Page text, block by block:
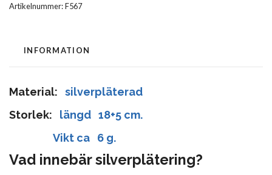
Artikelnummer:F567
INFORMATION
Material:
silverpläterad
Storlek: längd 18+5 cm.
Vikt ca 6 g.
Vad innebär silverplätering?